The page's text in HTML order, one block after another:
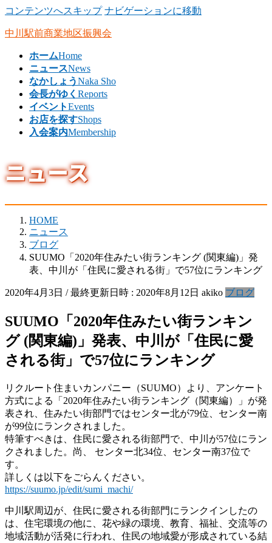
コンテンツへスキップ ナビゲーションに移動
中川駅前商業地区振興会
ホームHome
ニュースNews
なかしょうNaka Sho
会長がゆく Reports
イベントEvents
お店を探すShops
入会案内Membership
ニュース
HOME
ニュース
ブログ
SUUMO「2020年住みたい街ランキング (関東編)」発
表、中川が「住民に愛される街」で57位にランキング
2020年4月3日 / 最終更新日時 : 2020年8月12日 akiko ブログ
SUUMO「2020年住みたい街ランキン
グ (関東編)」発表、中川が「住民に愛
される街」で57位にランキング
リクルート住まいカンパニー（SUUMO）より、アンケート
方式による「2020年住みたい街ランキング（関東編）」が発
表され、住みたい街部門ではセンター北が79位、センター南
が99位にランクされました。
特筆すべきは、住民に愛される街部門で、中川が57位にラン
クされました。尚、 センター北34位、センター南37位で
す。
詳しくは以下をごらんください。
https://suumo.jp/edit/sumi_machi/
中川駅周辺が、住民に愛される街部門にランクインしたの
は、住宅環境の他に、花や緑の環境、教育、福祉、交流等の
地域活動が活発に行われ、住民の地域愛が形成されている結